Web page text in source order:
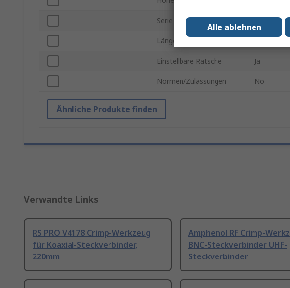
Serie
Länge
Einstellbare Ratsche Ja
Normen/Zulassungen No
Ähnliche Produkte finden
Verwandte Links
RS PRO V4178 Crimp-Werkzeug
für Koaxial-Steckverbinder,
220mm
Amphenol RF Crimp-
BNC-Steckverbinder UHF-
Steckverbinder
Alle ablehnen